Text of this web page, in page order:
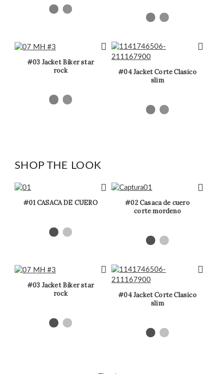
#03 Jacket Biker star
rock
#04 Jacket Corte Clasico
slim
SHOP THE LOOK
#01 CASACA DE CUERO
#02 Casaca de cuero
corte mordeno
#03 Jacket Biker star
rock
#04 Jacket Corte Clasico
slim
Tienda